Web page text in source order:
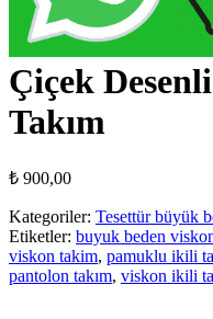
Çiçek
Takım
₺ 900,00
Kategoriler: Tesettür büyük
Etiketler: buyuk beden
viskon takim, pamuklu ikili
pantolon takım, viskon ikili